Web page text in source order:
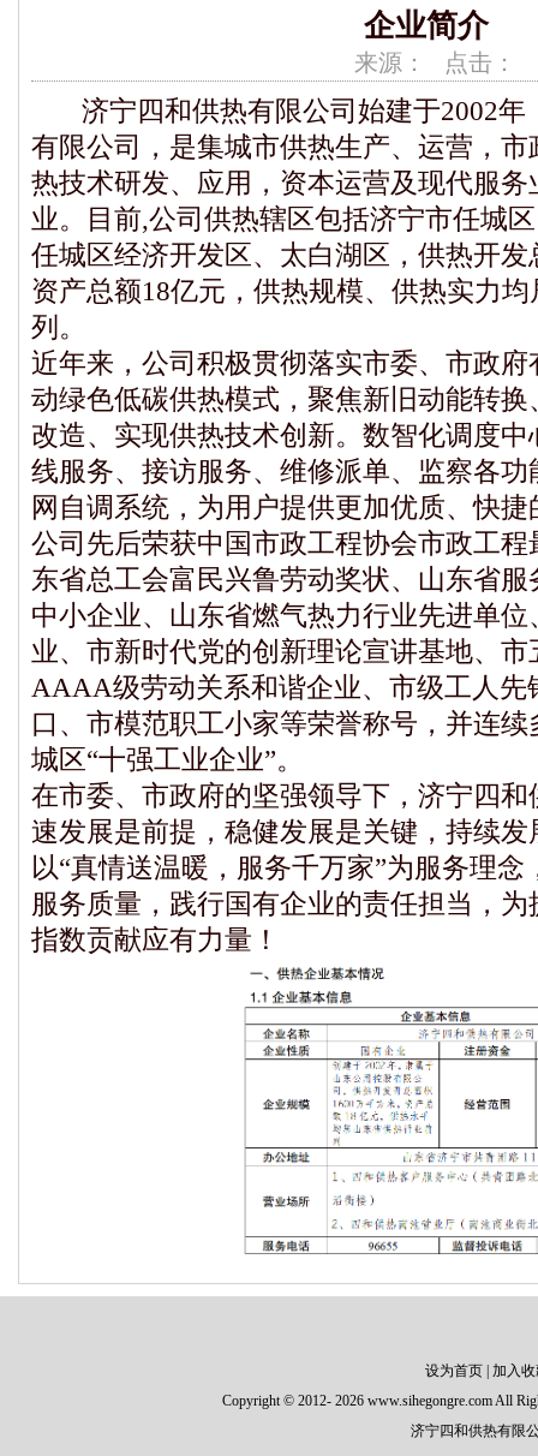
企业简介
来源： 点击：
济宁四和供热有限公司始建于2002
有限公司，是集城市供热生产、运营，
热技术研发、应用，资本运营及现代服
业。目前,公司供热辖区包括济宁市任城
任城区经济开发区、太白湖区，供热开发
资产总额18亿元，供热规模、供热实力
列。
近年来，公司积极贯彻落实市委、市政
动绿色低碳供热模式，聚焦新旧动能转
改造、实现供热技术创新。数智化调度
线服务、接访服务、维修派单、监察各
网自调系统，为用户提供更加优质、快
公司先后荣获中国市政工程协会市政工
东省总工会富民兴鲁劳动奖状、山东省
中小企业、山东省燃气热力行业先进单
业、市新时代党的创新理论宣讲基地、
AAAA级劳动关系和谐企业、市级工人先
口、市模范职工小家等荣誉称号，并连
城区“十强工业企业”。
在市委、市政府的坚强领导下，济宁四
速发展是前提，稳健发展是关键，持续
以“真情送温暖，服务千万家”为服务理
服务质量，践行国有企业的责任担当，
指数贡献应有力量！
设为首页 加入
Copyright© 2012- 2026 www.sihegongre.com All
济宁四和供热有限